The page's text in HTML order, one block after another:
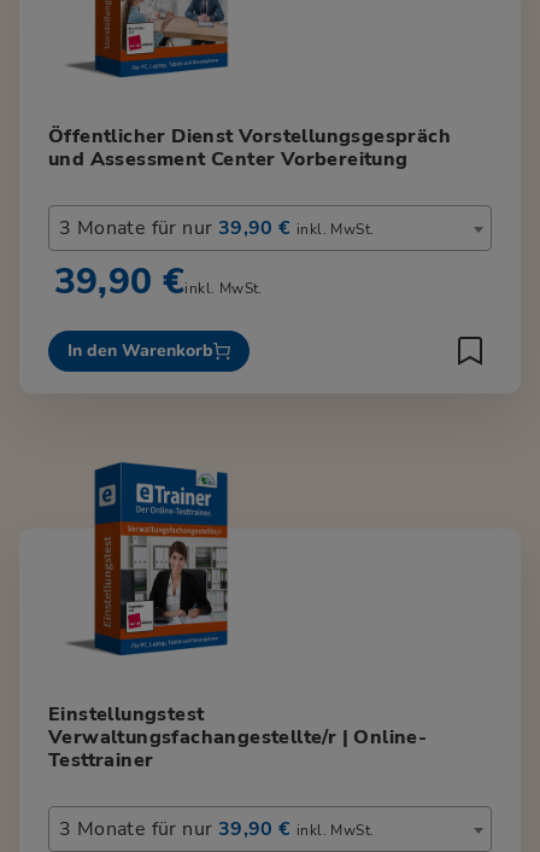
Öffentlicher Dienst Vorstellungsgespräch
und Assessment Center Vorbereitung
3 Monate für nur 39,90 € inkl. MwSt.
39,90 €inkl. MwSt.
In den Warenkorb
Einstellungstest
Verwaltungsfachangestellte/r | Online-
Testtrainer
3 Monate für nur 39,90 € inkl. MwSt.